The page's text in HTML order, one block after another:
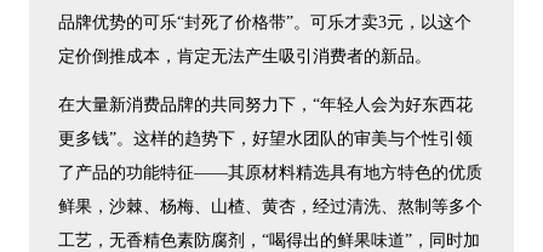
品牌优势的可乐“封死了价格带”。可乐才卖3元，以这个
定价倒推成本，肯定无法产生吸引消费者的新品。
在大量新消费品牌的共同努力下，“年轻人会为好东西花
更多钱”。这样的趋势下，好望水团队的审美与个性引领
了产品的功能特征——其原材料精选具有地方特色的优质
鲜果，沙棘、杨梅、山楂、黄杏，经过清洗、熬制等多个
工艺，无香精色素防腐剂，“喝得出的鲜果味道”，同时加